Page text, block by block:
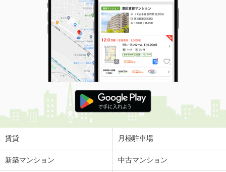
賃貸 月極駐車場
新築マンション 中古マンション